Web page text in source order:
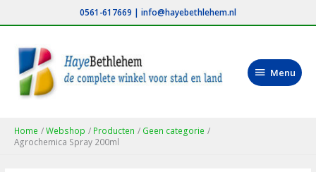
naar
inhoud
0561-617669 | info@hayebethlehem.nl
Menu
Menu
Home Webshop Producten
Geen categorie
Agrochemica Spray 200ml